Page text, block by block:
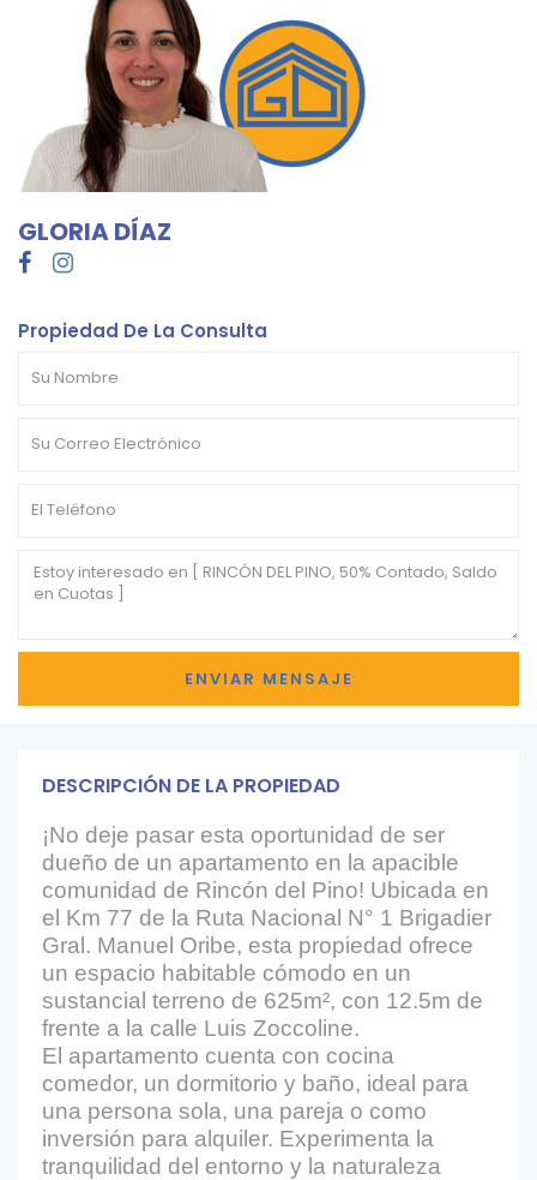
GLORIA DÍAZ
Propiedad De La Consulta
DESCRIPCIÓN DE LA PROPIEDAD
¡No deje pasar esta oportunidad de ser
dueño de un apartamento en la apacible
comunidad de Rincón del Pino! Ubicada en
el Km 77 de la Ruta Nacional N° 1 Brigadier
Gral. Manuel Oribe, esta propiedad ofrece
un espacio habitable cómodo en un
sustancial terreno de 625m², con 12.5m de
frente a la calle Luis Zoccoline.
El apartamento cuenta con cocina
comedor, un dormitorio y baño, ideal para
una persona sola, una pareja o como
inversión para alquiler. Experimenta la
tranquilidad del entorno y la naturaleza